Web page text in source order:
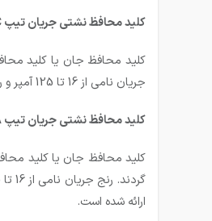
کلید محافظ نشتی جریان تیپ AC:
جریان نامی از 16 تا 125 آمپر و رنج جریان نشتی 0.5A , 0.3A , 0.1A , 0.03A , 0.01A بوده و ولتاژ کاری 200 تا 400 ولت می باشد.
کلید محافظ نشتی جریان تیپ A:
ارائه شده است.